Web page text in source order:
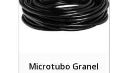
Microtubo Granel